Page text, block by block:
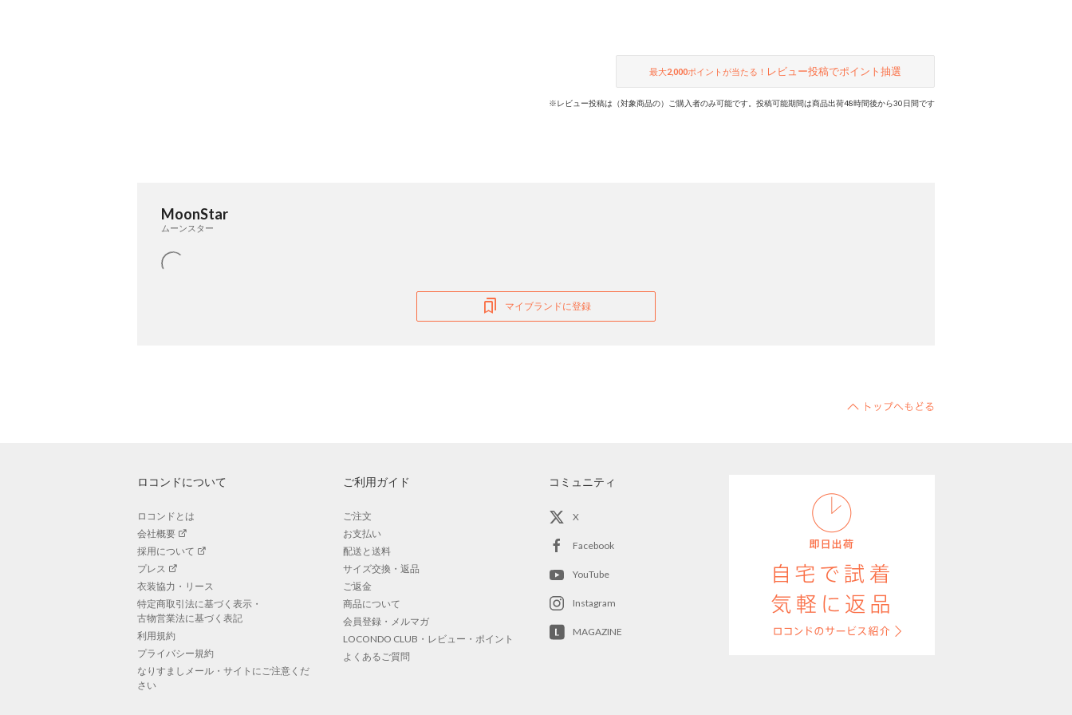
最大2,000ポイントが当たる！ レビュー投稿でポイント抽選
※レビュー投稿は（対象商品の）ご購入者のみ可能です。投稿可能期間は商品出荷48時間後から30日間です
MoonStar
ムーンスター
マイブランドに登録
ロコンドについて
ロコンドとは
会社概要
採用について
プレス
衣装協力・リース
特定商取引法に基づく表示・
古物営業法に基づく表記
利用規約
プライバシー規約
なりすましメール・サイトにご注意くだ
さい
ご利用ガイド
ご注文
お支払い
配送と送料
サイズ交換・返品
ご返金
商品について
会員登録・メルマガ
LOCONDO CLUB・レビュー・ポイント
よくあるご質問
コミュニティ
X
Facebook
YouTube
Instagram
MAGAZINE